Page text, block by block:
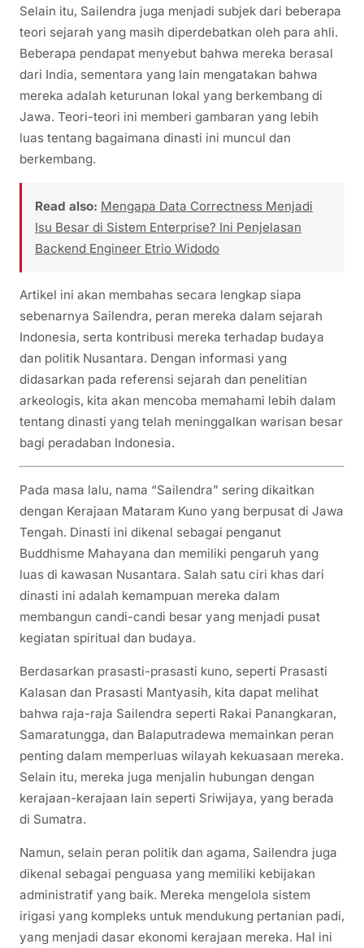
Selain itu, Sailendra juga menjadi subjek dari beberapa
teori sejarah yang masih diperdebatkan oleh para ahli.
Beberapa pendapat menyebut bahwa mereka berasal
dari India, sementara yang lain mengatakan bahwa
mereka adalah keturunan lokal yang berkembang di
Jawa. Teori-teori ini memberi gambaran yang lebih
luas tentang bagaimana dinasti ini muncul dan
berkembang.
Read also: Mengapa Data Correctness Menjadi
Isu Besar di Sistem Enterprise? Ini Penjelasan
Backend Engineer Etrio Widodo
Artikel ini akan membahas secara lengkap siapa
sebenarnya Sailendra, peran mereka dalam sejarah
Indonesia, serta kontribusi mereka terhadap budaya
dan politik Nusantara. Dengan informasi yang
didasarkan pada referensi sejarah dan penelitian
arkeologis, kita akan mencoba memahami lebih dalam
tentang dinasti yang telah meninggalkan warisan besar
bagi peradaban Indonesia.
Pada masa lalu, nama “Sailendra” sering dikaitkan
dengan Kerajaan Mataram Kuno yang berpusat di Jawa
Tengah. Dinasti ini dikenal sebagai penganut
Buddhisme Mahayana dan memiliki pengaruh yang
luas di kawasan Nusantara. Salah satu ciri khas dari
dinasti ini adalah kemampuan mereka dalam
membangun candi-candi besar yang menjadi pusat
kegiatan spiritual dan budaya.
Berdasarkan prasasti-prasasti kuno, seperti Prasasti
Kalasan dan Prasasti Mantyasih, kita dapat melihat
bahwa raja-raja Sailendra seperti Rakai Panangkaran,
Samaratungga, dan Balaputradewa memainkan peran
penting dalam memperluas wilayah kekuasaan mereka.
Selain itu, mereka juga menjalin hubungan dengan
kerajaan-kerajaan lain seperti Sriwijaya, yang berada
di Sumatra.
Namun, selain peran politik dan agama, Sailendra juga
dikenal sebagai penguasa yang memiliki kebijakan
administratif yang baik. Mereka mengelola sistem
irigasi yang kompleks untuk mendukung pertanian padi,
yang menjadi dasar ekonomi kerajaan mereka. Hal ini